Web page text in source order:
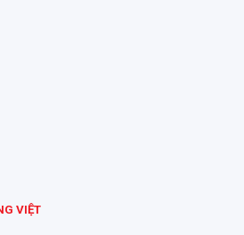
VIỆT